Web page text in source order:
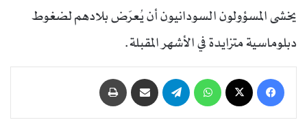
يخشى المسؤولون السودانيون أن يُعرّض بلادهم لضغوط
دبلوماسية متزايدة في الأشهر المقبلة.